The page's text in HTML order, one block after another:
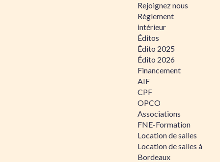
Rejoignez nous
Règlement
intérieur
Éditos
Édito 2025
Édito 2026
Financement
AIF
CPF
OPCO
Associations
FNE-Formation
Location de salles
Location de salles à
Bordeaux